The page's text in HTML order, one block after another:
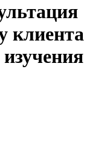
клиента
изучения